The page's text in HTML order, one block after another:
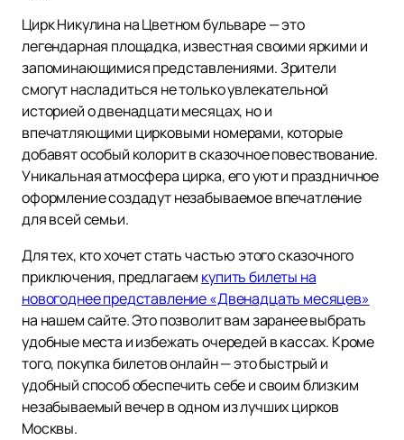
Цирк Никулина на Цветном бульваре — это
легендарная площадка, известная своими яркими и
запоминающимися представлениями. Зрители
смогут насладиться не только увлекательной
историей о двенадцати месяцах, но и
впечатляющими цирковыми номерами, которые
добавят особый колорит в сказочное повествование.
Уникальная атмосфера цирка, его уют и праздничное
оформление создадут незабываемое впечатление
для всей семьи.
Для тех, кто хочет стать частью этого сказочного
приключения, предлагаем купить билеты на
новогоднее представление «Двенадцать месяцев»
на нашем сайте. Это позволит вам заранее выбрать
удобные места и избежать очередей в кассах. Кроме
того, покупка билетов онлайн — это быстрый и
удобный способ обеспечить себе и своим близким
незабываемый вечер в одном из лучших цирков
Москвы.